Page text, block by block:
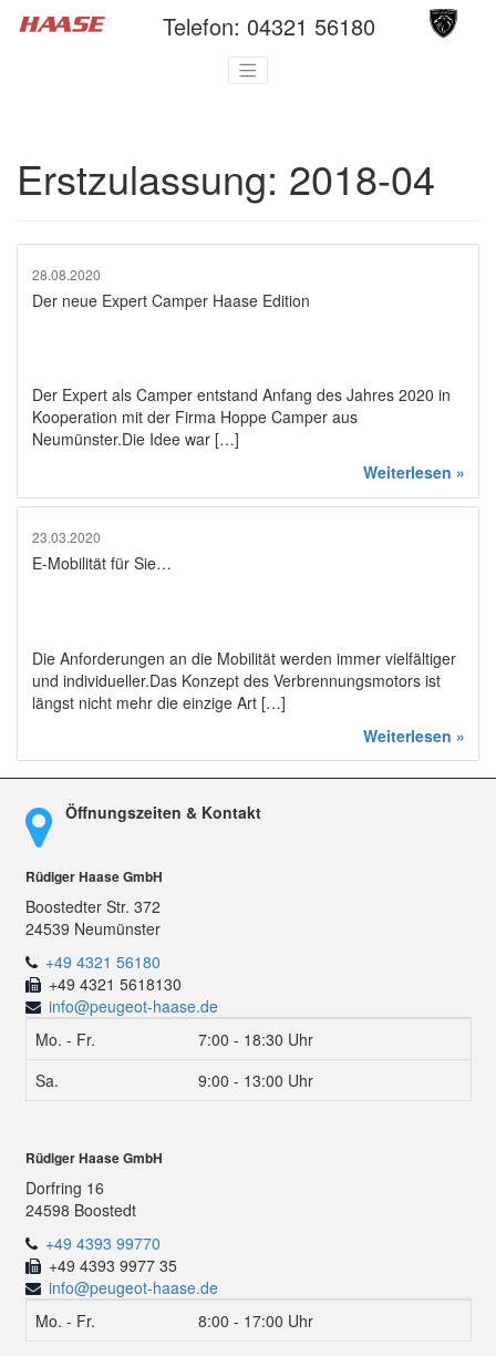
Telefon: 04321 56180
Erstzulassung: 2018-04
28.08.2020
Der neue Expert Camper Haase Edition
Der Expert als Camper entstand Anfang des Jahres 2020 in
Kooperation mit der Firma Hoppe Camper aus
Neumünster.Die Idee war […]
Weiterlesen »
23.03.2020
E-Mobilität für Sie…
Die Anforderungen an die Mobilität werden immer vielfältiger
und individueller.Das Konzept des Verbrennungsmotors ist
längst nicht mehr die einzige Art […]
Weiterlesen »
Öffnungszeiten & Kontakt
Rüdiger Haase GmbH
Boostedter Str. 372
24539 Neumünster
+49 4321 56180
+49 4321 5618130
info@peugeot-haase.de
Mo. - Fr.
7:00 - 18:30 Uhr
Sa.
9:00 - 13:00 Uhr
Rüdiger Haase GmbH
Dorfring 16
24598 Boostedt
+49 4393 99770
+49 4393 9977 35
info@peugeot-haase.de
Mo. - Fr.
8:00 - 17:00 Uhr